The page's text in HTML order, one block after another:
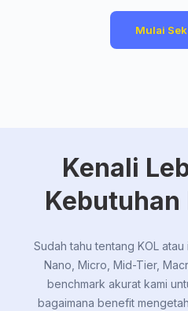
Mulai
Kenali
Kebutuhan
Sudah tahu tentang KOL
Nano, Micro, Mid-Tier,
benchmark akurat kami
bagaimana benefit